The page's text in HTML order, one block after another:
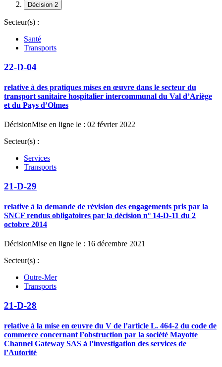
Décision 2
Secteur(s) :
Santé
Transports
22-D-04
relative à des pratiques mises en œuvre dans le secteur du
transport sanitaire hospitalier intercommunal du Val d’Ariège
et du Pays d’Olmes
DécisionMise en ligne le : 02 février 2022
Secteur(s) :
Services
Transports
21-D-29
relative à la demande de révision des engagements pris par la
SNCF rendus obligatoires par la décision n° 14-D-11 du 2
octobre 2014
DécisionMise en ligne le : 16 décembre 2021
Secteur(s) :
Outre-Mer
Transports
21-D-28
relative à la mise en œuvre du V de l’article L. 464-2 du code de
commerce concernant l’obstruction par la société Mayotte
Channel Gateway SAS à l’investigation des services de
l’Autorité